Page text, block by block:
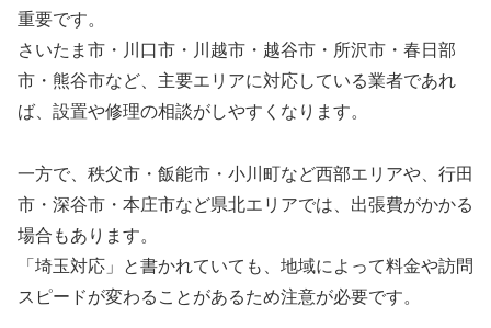
重要です。
さいたま市・川口市・川越市・越谷市・所沢市・春日部
市・熊谷市など、主要エリアに対応している業者であれ
ば、設置や修理の相談がしやすくなります。
一方で、秩父市・飯能市・小川町など西部エリアや、行田
市・深谷市・本庄市など県北エリアでは、出張費がかかる
場合もあります。
「埼玉対応」と書かれていても、地域によって料金や訪問
スピードが変わることがあるため注意が必要です。